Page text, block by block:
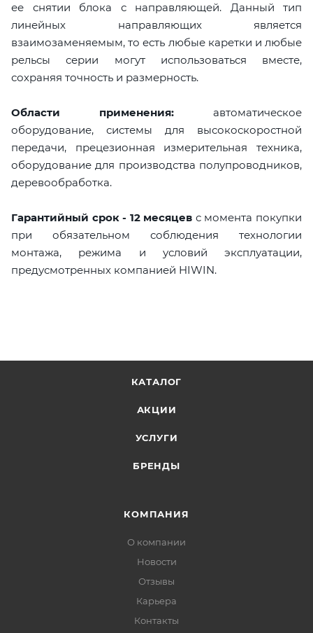
ее снятии блока с направляющей. Данный тип
линейных направляющих является
взаимозаменяемым, то есть любые каретки и любые
рельсы серии могут использоваться вместе,
сохраняя точность и размерность.
Области применения: автоматическое
оборудование, системы для высокоскоростной
передачи, прецезионная измерительная техника,
оборудование для производства полупроводников,
деревообработка.
Гарантийный срок - 12 месяцев с момента покупки
при обязательном соблюдения технологии
монтажа, режима и условий эксплуатации,
предусмотренных компанией HIWIN.
КАТАЛОГ
АКЦИИ
УСЛУГИ
БРЕНДЫ
КОМПАНИЯ
О компании
Новости
Отзывы
Карьера
Контакты